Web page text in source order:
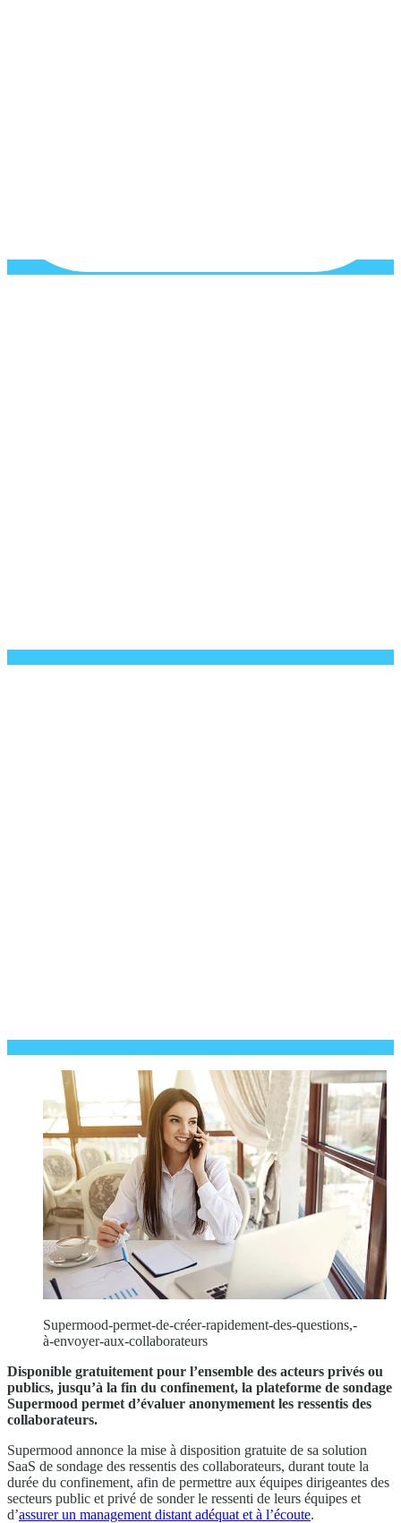
Supermood-permet-de-créer-rapidement-des-questions,-
à-envoyer-aux-collaborateurs
Disponible gratuitement pour l’ensemble des acteurs privés ou
publics, jusqu’à la fin du confinement, la plateforme de sondage
Supermood permet d’évaluer anonymement les ressentis des
collaborateurs.
Supermood annonce la mise à disposition gratuite de sa solution
SaaS de sondage des ressentis des collaborateurs, durant toute la
durée du confinement, afin de permettre aux équipes dirigeantes des
secteurs public et privé de sonder le ressenti de leurs équipes et
d’assurer un management distant adéquat et à l’écoute.